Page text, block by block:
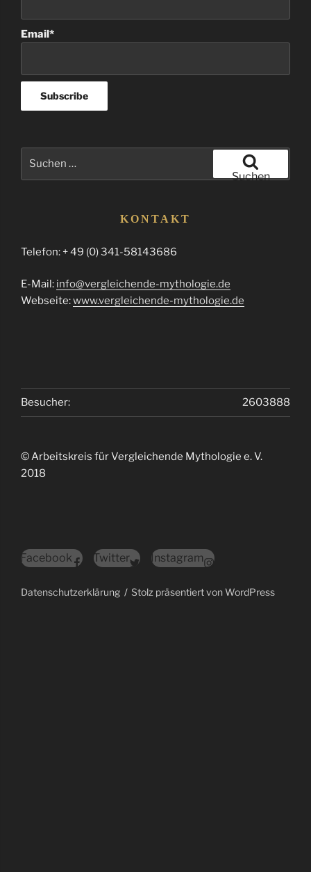
Email*
Suchen
KONTAKT
Telefon: + 49 (0) 341-58143686
E-Mail: info@vergleichende-mythologie.de
Webseite:www.vergleichende-mythologie.de
2603888
Besucher:
© Arbeitskreis für Vergleichende Mythologie e. V.
2018
Facebook Twitter Instagram
Datenschutzerklärung Stolz präsentiert von WordPress